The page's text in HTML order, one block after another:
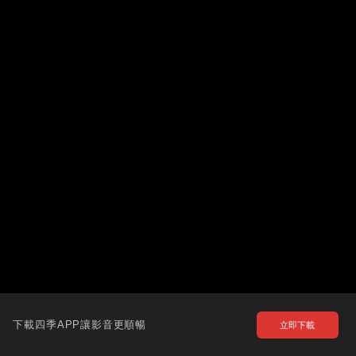
下載四季APP讓影音更順暢 立即下載